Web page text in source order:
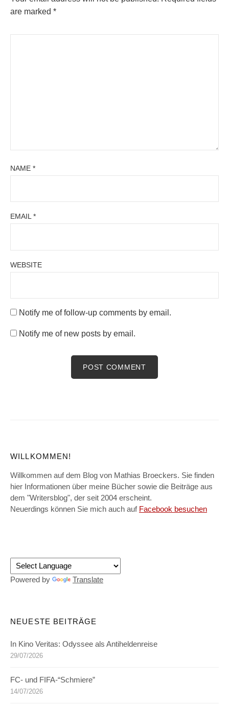
are marked *
NAME *
EMAIL*
WEBSITE
Notify me of follow-up comments by email.
Notify me of new posts by email.
WILLKOMMEN!
Willkommen auf dem Blog von Mathias Broeckers. Sie finden
hier Informationen über meine Bücher sowie die Beiträge aus
dem "Writersblog", der seit 2004 erscheint.
Neuerdings können Sie mich auch auf Facebook besuchen
Powered by Translate
NEUESTE BEITRÄGE
In Kino Veritas: Odyssee als Antiheldenreise
29/07/2026
FC- und FIFA-“Schmiere”
14/07/2026